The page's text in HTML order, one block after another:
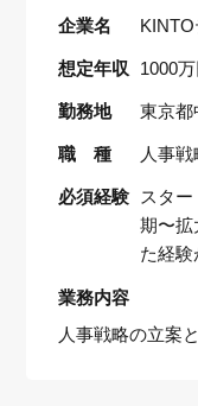
企業名
想定年収 1000
勤務地 東京都
職 種 人事
必須経験
スタ
期〜拡
た経
業務内容
人事戦略の立案